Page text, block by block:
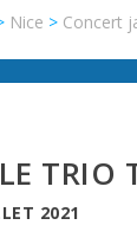
Nice > Concert
TRIO
2021